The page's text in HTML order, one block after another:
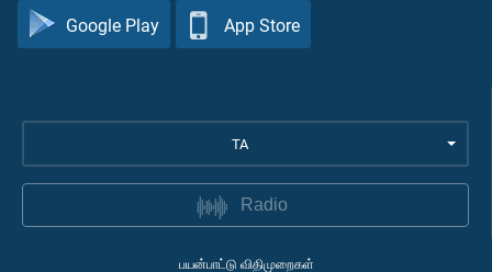
Google Play App Store
TA
Radio
பயன்பாட்டு விதிமுறைகள்